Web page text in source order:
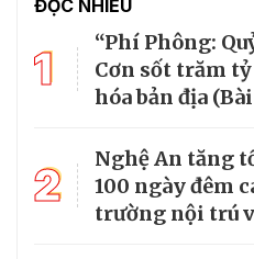
ĐỌC NHIỀU
1
“Phí Phông:
Cơn sốt trăm
hóa bản địa (Bài
2
Nghệ An tăng
100 ngày đêm
trường nội trú